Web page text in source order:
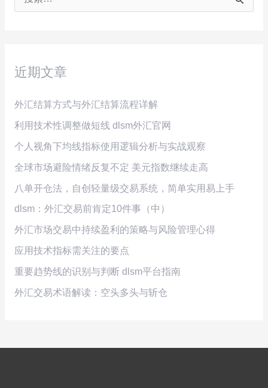
近期文章
外汇结算方式与外汇结算流程详解
利用技术性调整做短线 dlsm外汇官网
个人视角下均线指标使用逻辑分析与实战观察
全球市场避险情绪反复不定 美元指数继续走高
八单开仓法，自创轻量级交易系统，简单实用易上手
dlsm：外汇交易前肯定10件事（中）
外汇市场交易中持续盈利的策略与风险管理心得
应用技术指标需关注的要点
重要趋势线的识别与判断 dlsm平台指南
外汇交易术语解读：空头多头与斩仓